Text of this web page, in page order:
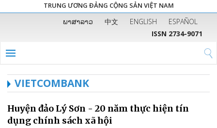
TRUNG ƯƠNG ĐẢNG CỘNG SẢN VIỆT NAM
ພາສາລາວ 中文 ENGLISH
ESPAÑOL
ISSN 2734-9071
VIETCOMBANK
Huyện đảo Lý Sơn - 20 năm thực hiện tín
dụng chính sách xã hội